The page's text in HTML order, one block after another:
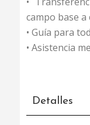
campo base a
• Guía para
• Asistencia
Detalles